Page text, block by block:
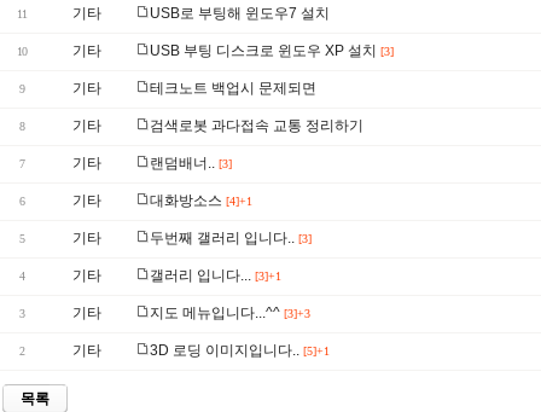
11 기타 USB로 부팅해 윈도우7 설치
10 기타 USB 부팅 디스크로 윈도우 XP 설치 [3]
9 기타 테크노트 백업시 문제되면
8 기타 검색로봇 과다접속 교통 정리하기
7 기타 랜덤배너.. [3]
6 기타 대화방소스 [4]+1
5 기타 두번째 갤러리 입니다.. [3]
4 기타 갤러리 입니다... [3]+1
3 기타 지도 메뉴입니다...^^ [3]+3
2 기타 3D 로딩 이미지입니다.. [5]+1
목록